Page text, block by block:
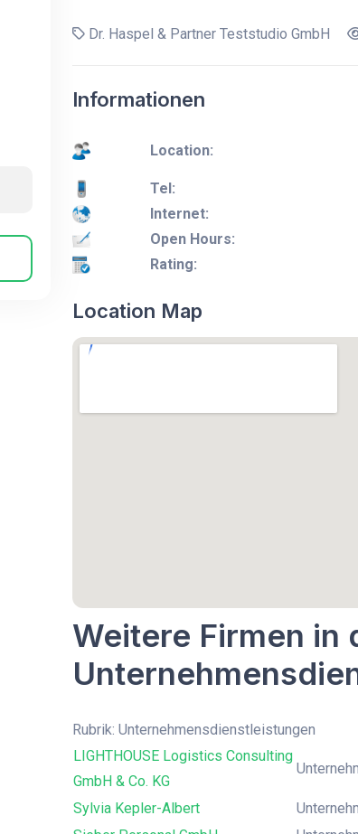
Dr. Haspel & Partner Teststudio GmbH
Informationen
Location:
Tel:
Internet:
Open Hours:
Rating:
Location Map
Weitere Firmen in
Rubrik: Unternehmensdienstleistungen
LIGHTHOUSE Logistics Consulting
GmbH & Co. KG
Sylvia Kepler-Albert